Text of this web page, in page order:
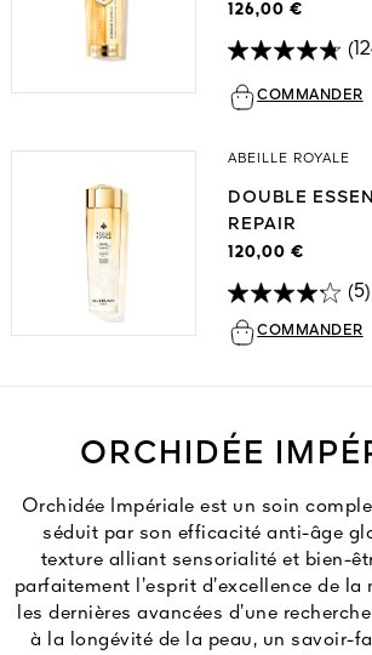
126,00 €
COMMANDER
ABEILLE ROYALE
DOUBLE
REPAIR
120,00 €
(5)
COMMANDER
ORCHIDÉE
Orchidée Impériale est un soin
séduit par son efficacité anti-âge
texture alliant sensorialité et bien-
parfaitement l’esprit d’excellence de
les dernières avancées d’une
à la longévité de la peau, un savoir-